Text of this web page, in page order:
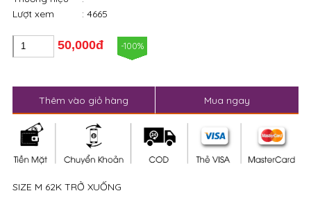
Phân loại
: Đồ Lót Nam
Thương hiệu
50,000đ -100%
Thêm vào giỏ hàng Mua ngay